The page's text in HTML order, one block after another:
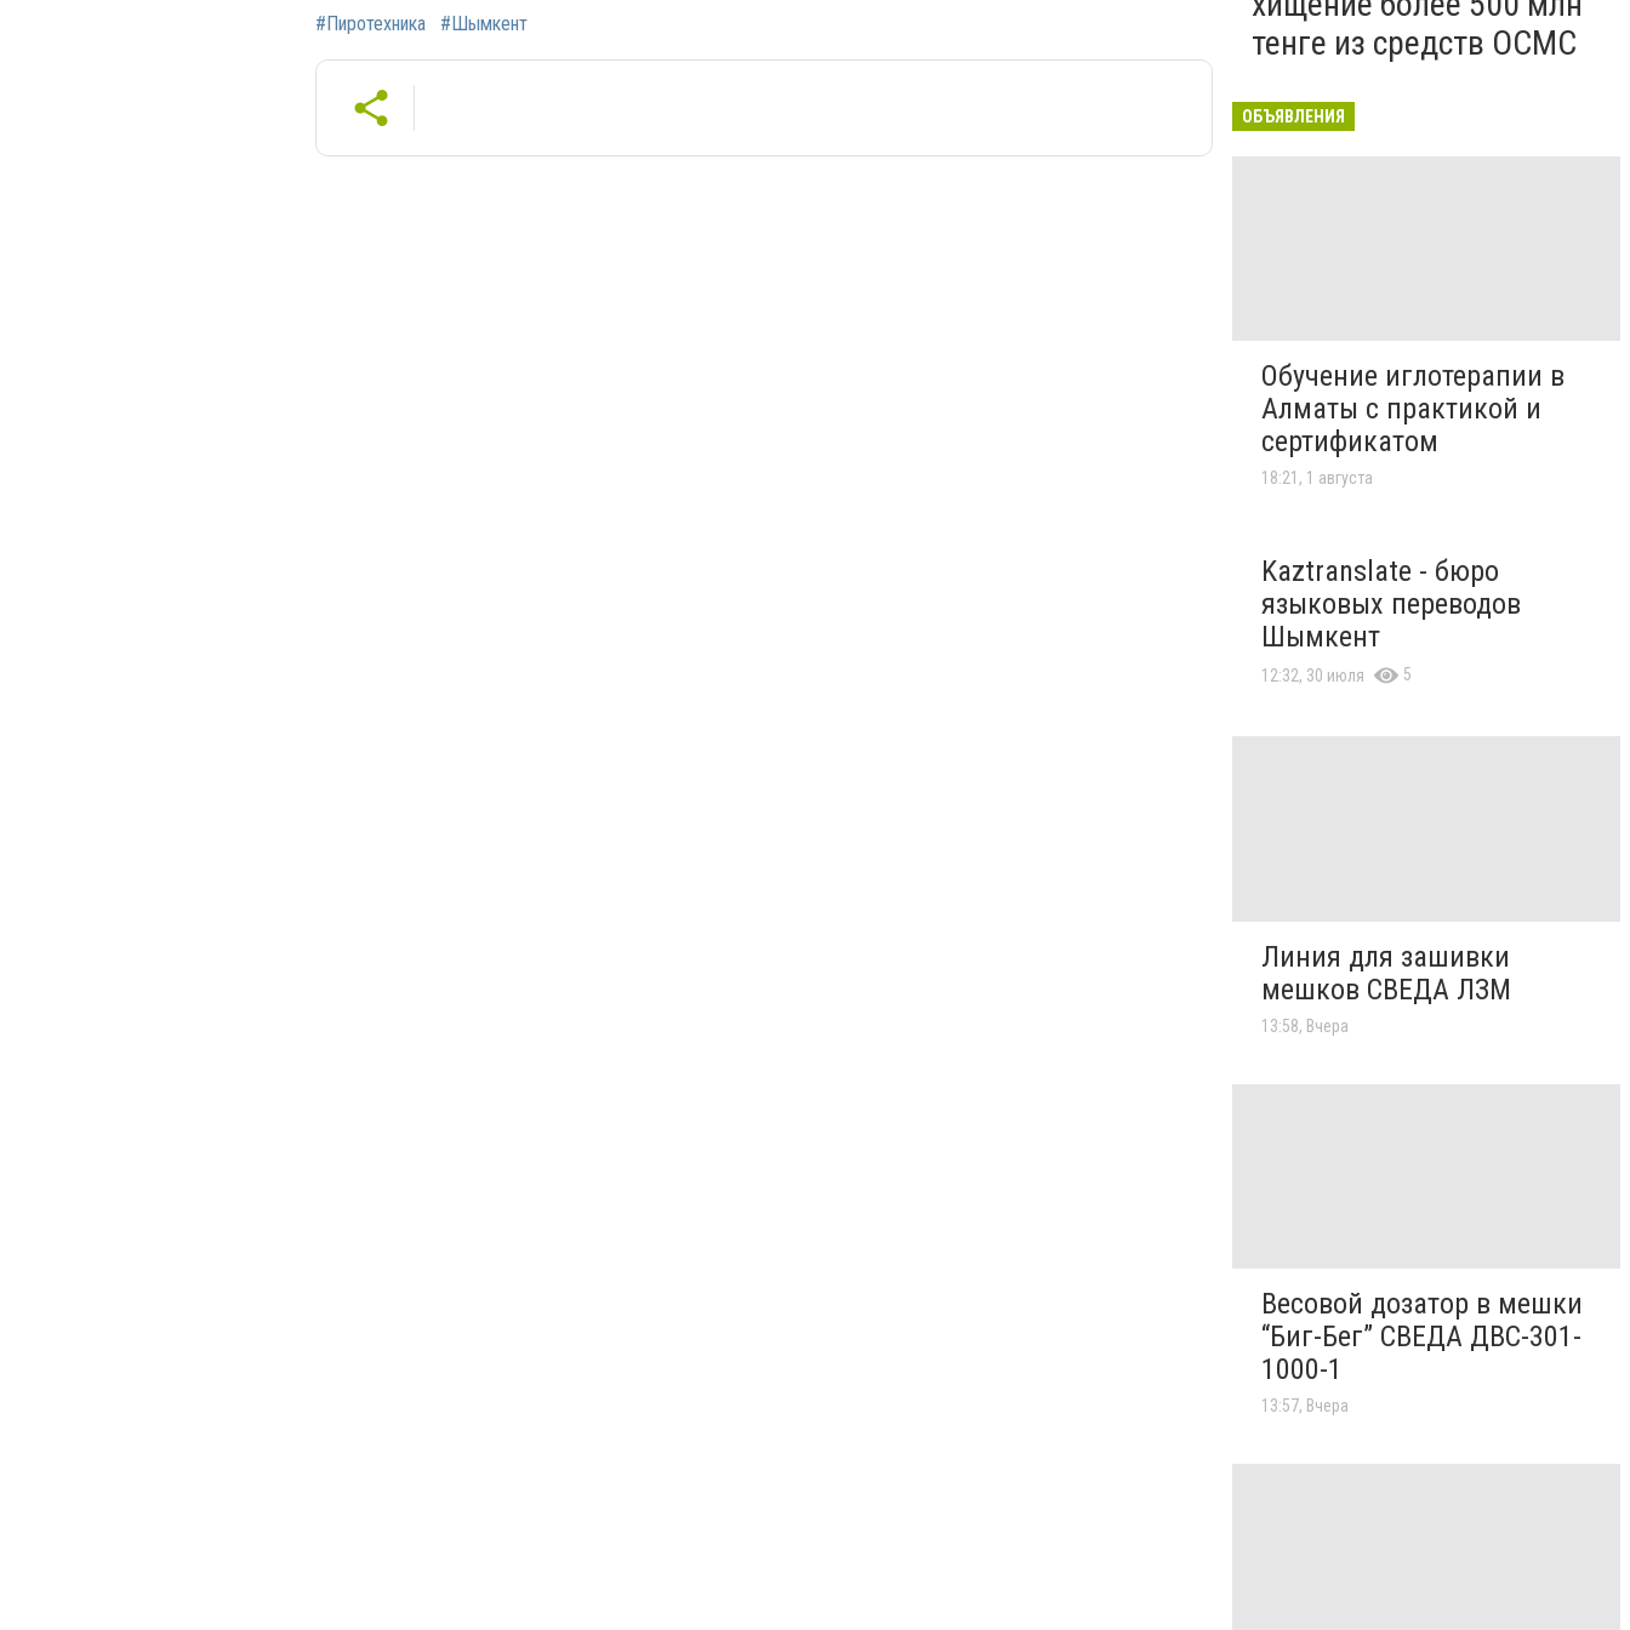
#Пиротехника #Шымкент
тенге из средств ОСМС
ОБЪЯВЛЕНИЯ
Обучение иглотерапии в
Алматы с практикой и
сертификатом
18:21, 1 августа
Kaztranslate - бюро
языковых переводов
Шымкент
12:32, 30 июля 5
Линия для зашивки
мешков СВЕДА ЛЗМ
13:58, Вчера
Весовой дозатор в мешки
“Биг-Бег” СВЕДА ДВС-301-
1000-1
13:57, Вчера